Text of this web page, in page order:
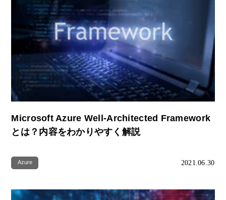
Microsoft Azure Well-Architected Framework
とは？内容をわかりやすく解説
Azure 2021.06.30